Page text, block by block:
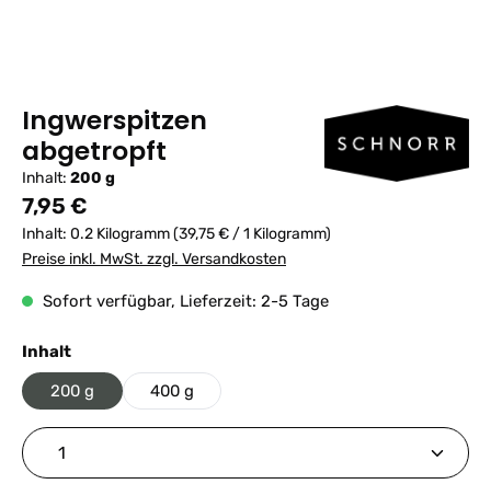
Ingwerspitzen
abgetropft
Inhalt: 200 g
Regulärer Preis:
7,95 €
Inhalt: 0.2 Kilogramm(39,75 € / 1 Kilogramm)
Preise inkl. MwSt. zzgl. Versandkosten
Sofort verfügbar, Lieferzeit: 2-5 Tage
Inhaltauswählen
200 g 400 g
Produkt Anzahl: Gib den gewünschten Wert ein